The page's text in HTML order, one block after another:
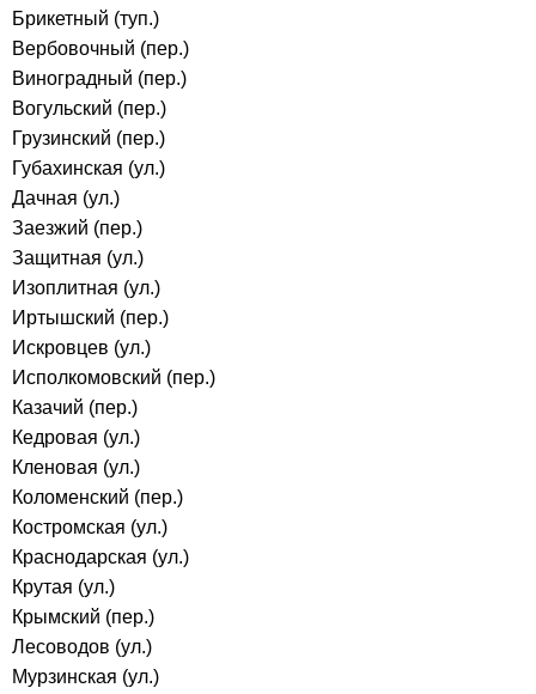
Брикетный (туп.)
Вербовочный (пер.)
Виноградный (пер.)
Вогульский (пер.)
Грузинский (пер.)
Губахинская (ул.)
Дачная (ул.)
Заезжий (пер.)
Защитная (ул.)
Изоплитная (ул.)
Иртышский (пер.)
Искровцев (ул.)
Исполкомовский (пер.)
Казачий (пер.)
Кедровая (ул.)
Кленовая (ул.)
Коломенский (пер.)
Костромская (ул.)
Краснодарская (ул.)
Крутая (ул.)
Крымский (пер.)
Лесоводов (ул.)
Мурзинская (ул.)